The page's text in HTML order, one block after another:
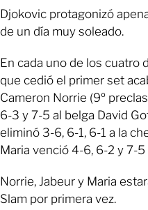
Djokovic protagonizó
de un día muy soleado.
En cada uno de los cuatro
que cedió el primer set
Cameron Norrie (9º
6-3 y 7-5 al belga David
eliminó 3-6, 6-1, 6-1 a la
Maria venció 4-6, 6-2 y 7-
Norrie, Jabeur y Maria
Slam por primera vez.